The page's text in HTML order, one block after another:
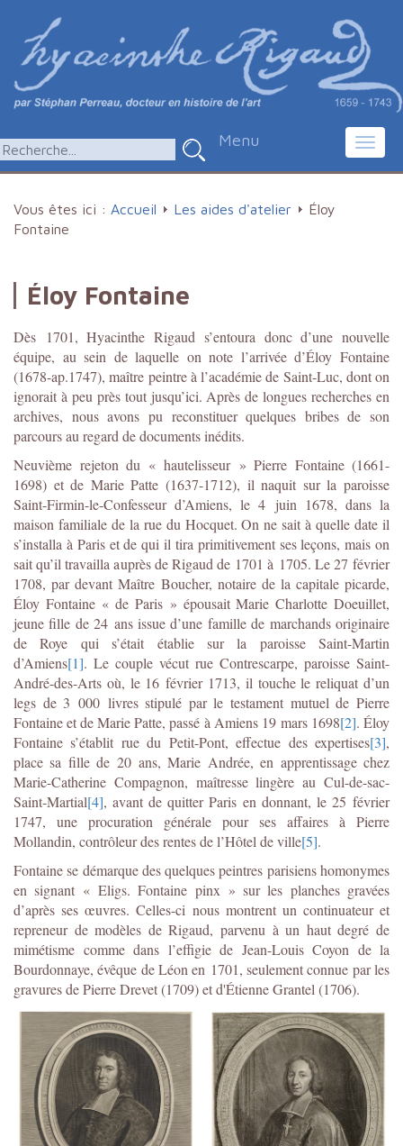
Menu
Vous êtes ici : Accueil Les aides d'atelier
Éloy
Fontaine
Éloy Fontaine
Dès 1701, Hyacinthe Rigaud s’entoura donc d’une nouvelle
équipe, au sein de laquelle on note l’arrivée d’Éloy Fontaine
(1678-ap.1747), maître peintre à l’académie de Saint-Luc, dont on
ignorait à peu près tout jusqu’ici. Après de longues recherches en
archives, nous avons pu reconstituer quelques bribes de son
parcours au regard de documents inédits.
Neuvième rejeton du « hautelisseur » Pierre Fontaine (1661-
1698) et de Marie Patte (1637-1712), il naquit sur la paroisse
Saint-Firmin-le-Confesseur d’Amiens, le 4 juin 1678, dans la
maison familiale de la rue du Hocquet. On ne sait à quelle date il
s’installa à Paris et de qui il tira primitivement ses leçons, mais on
sait qu’il travailla auprès de Rigaud de 1701 à 1705. Le 27 février
1708, par devant Maître Boucher, notaire de la capitale picarde,
Éloy Fontaine « de Paris » épousait Marie Charlotte Doeuillet,
jeune fille de 24 ans issue d’une famille de marchands originaire
de Roye qui s’était établie sur la paroisse Saint-Martin
d’Amiens[1]. Le couple vécut rue Contrescarpe, paroisse Saint-
André-des-Arts où, le 16 février 1713, il touche le reliquat d’un
legs de 3 000 livres stipulé par le testament mutuel de Pierre
Fontaine et de Marie Patte, passé à Amiens 19 mars 1698[2]. Éloy
Fontaine s’établit rue du Petit-Pont, effectue des expertises[3],
place sa fille de 20 ans, Marie Andrée, en apprentissage chez
Marie-Catherine Compagnon, maîtresse lingère au Cul-de-sac-
Saint-Martial[4], avant de quitter Paris en donnant, le 25 février
1747, une procuration générale pour ses affaires à Pierre
Mollandin, contrôleur des rentes de l’Hôtel de ville[5].
Fontaine se démarque des quelques peintres parisiens homonymes
en signant « Eligs. Fontaine pinx » sur les planches gravées
d’après ses œuvres. Celles-ci nous montrent un continuateur et
repreneur de modèles de Rigaud, parvenu à un haut degré de
mimétisme comme dans l’effigie de Jean-Louis Coyon de la
Bourdonnaye, évêque de Léon en 1701, seulement connue par les
gravures de Pierre Drevet (1709) et d'Étienne Grantel (1706).